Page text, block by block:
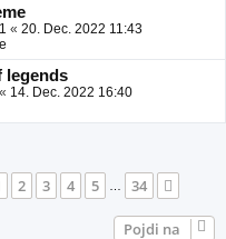
« 20. Dec. 2022 11:43
legends
« 14. Dec. 2022 16:40
1od34
2 3 4 5 … 34
Pojdi na